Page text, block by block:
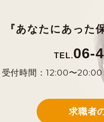
『あなたにあった
TEL.06-
受付時間：12:00〜
求職者